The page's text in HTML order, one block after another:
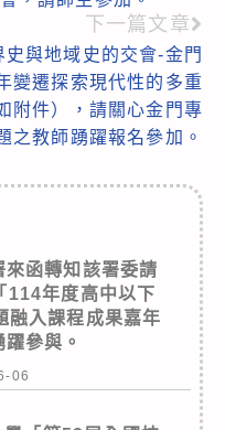
下一篇文章
與地域史的交會-金門
變遷探索現代性的多重
附件），請關心金門專
之教師踴躍報名參加。
函轉知該署委請
114年度高中以下
融入課程成果嘉年
參與。
06